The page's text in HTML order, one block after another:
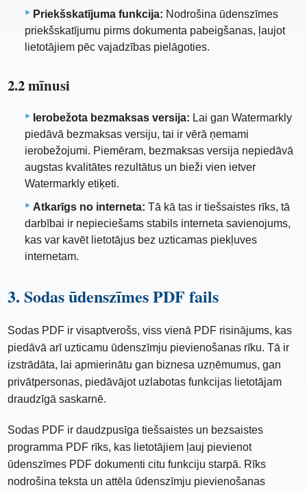
Priekšskatījuma funkcija: Nodrošina ūdenszīmes
priekšskatījumu pirms dokumenta pabeigšanas, ļaujot
lietotājiem pēc vajadzības pielāgoties.
2.2 mīnusi
Ierobežota bezmaksas versija: Lai gan Watermarkly
piedāvā bezmaksas versiju, tai ir vērā ņemami
ierobežojumi. Piemēram, bezmaksas versija nepiedāvā
augstas kvalitātes rezultātus un bieži vien ietver
Watermarkly etiķeti.
Atkarīgs no interneta: Tā kā tas ir tiešsaistes rīks, tā
darbībai ir nepieciešams stabils interneta savienojums,
kas var kavēt lietotājus bez uzticamas piekļuves
internetam.
3. Sodas ūdenszīmes PDF fails
Sodas PDF ir visaptverošs, viss vienā PDF risinājums, kas
piedāvā arī uzticamu ūdenszīmju pievienošanas rīku. Tā ir
izstrādāta, lai apmierinātu gan biznesa uzņēmumus, gan
privātpersonas, piedāvājot uzlabotas funkcijas lietotājam
draudzīgā saskarnē.
Sodas PDF ir daudzpusīga tiešsaistes un bezsaistes
programma PDF rīks, kas lietotājiem ļauj pievienot
ūdenszīmes PDF dokumenti citu funkciju starpā. Rīks
nodrošina teksta un attēla ūdenszīmju pievienošanas